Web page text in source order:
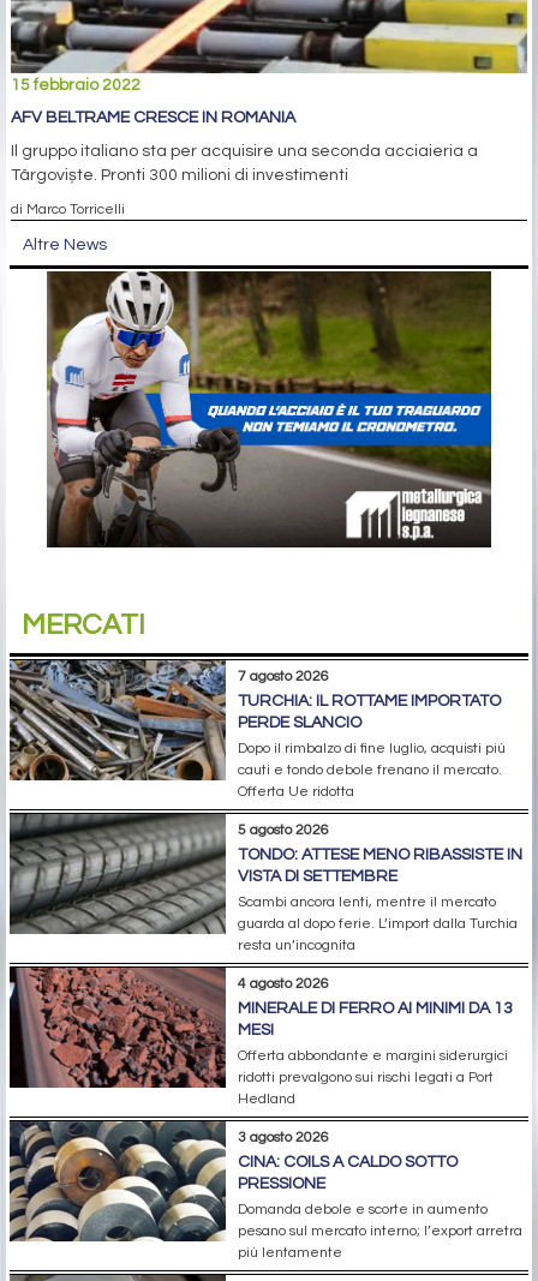
15 febbraio 2022
AFV BELTRAME CRESCE IN ROMANIA
Il gruppo italiano sta per acquisire una seconda acciaieria a
Târgoviște. Pronti 300 milioni di investimenti
di Marco Torricelli
Altre News
MERCATI
7 agosto 2026
TURCHIA: IL ROTTAME IMPORTATO
PERDE SLANCIO
Dopo il rimbalzo di fine luglio, acquisti più
cauti e tondo debole frenano il mercato.
Offerta Ue ridotta
5 agosto 2026
TONDO: ATTESE MENO RIBASSISTE IN
VISTA DI SETTEMBRE
Scambi ancora lenti, mentre il mercato
guarda al dopo ferie. L’import dalla Turchia
resta un’incognita
4 agosto 2026
MINERALE DI FERRO AI MINIMI DA 13
MESI
Offerta abbondante e margini siderurgici
ridotti prevalgono sui rischi legati a Port
Hedland
3 agosto 2026
CINA: COILS A CALDO SOTTO
PRESSIONE
Domanda debole e scorte in aumento
pesano sul mercato interno; l’export arretra
più lentamente